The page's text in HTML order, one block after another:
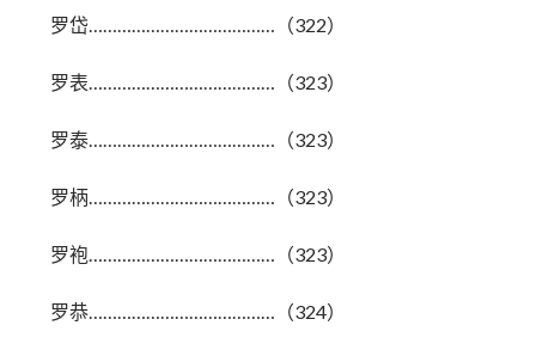
罗岱…………………………………（322）
罗表…………………………………（323）
罗泰…………………………………（323）
罗柄…………………………………（323）
罗袍…………………………………（323）
罗恭…………………………………（324）